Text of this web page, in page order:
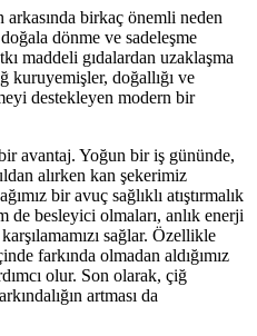
birkaç önemli neden
dönme ve sadeleşme
maddeli gıdalardan uzaklaşma
kuruyemişler, doğallığı ve
destekleyen modern bir
avantaj. Yoğun bir iş gününde,
alırken kan şekerimiz
bir avuç sağlıklı atıştırmalık
de besleyici olmaları, anlık enerji
sağlar. Özellikle
farkında olmadan aldığımız
olur. Son olarak, çiğ
artması da